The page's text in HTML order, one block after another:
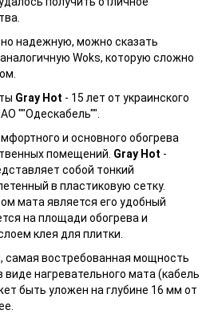
надежную, можно сказать
Woks, которую сложно
Gray Hot - 15 лет от украинского
""Одескабель"".
и основного обогрева
помещений. Gray Hot -
собой тонкий
в пластиковую сетку.
мата является его удобный
на площади обогрева и
клея для плитки.
самая востребованная мощность
нагревательного мата (кабель
быть уложен на глубине 16 мм от